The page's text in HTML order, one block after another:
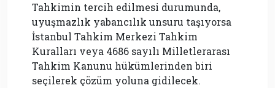
Tahkimin tercih edilmesi durumunda,
uyuşmazlık yabancılık unsuru taşıyorsa
İstanbul Tahkim Merkezi Tahkim
Kuralları veya 4686 sayılı Milletlerarası
Tahkim Kanunu hükümlerinden biri
seçilerek çözüm yoluna gidilecek.